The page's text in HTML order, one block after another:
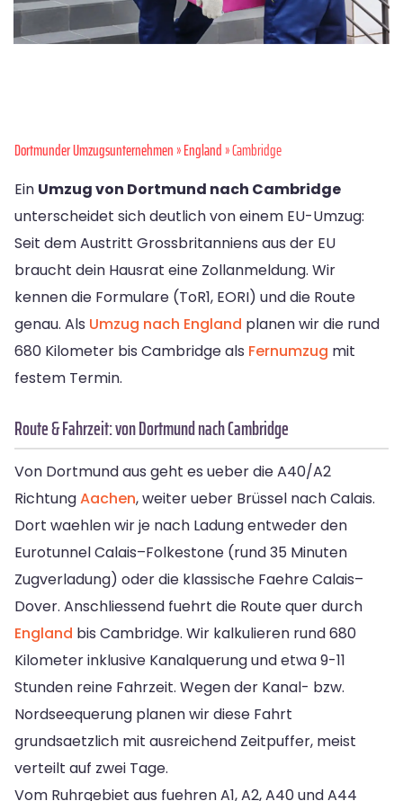
Dortmunder Umzugsunternehmen»England» Cambridge
Ein Umzug von Dortmund nach Cambridge
unterscheidet sich deutlich von einem EU-Umzug:
Seit dem Austritt Grossbritanniens aus der EU
braucht dein Hausrat eine Zollanmeldung. Wir
kennen die Formulare (ToR1, EORI) und die Route
genau. Als Umzug nach England planen wir die rund
680 Kilometer bis Cambridge als Fernumzug mit
festem Termin.
Route & Fahrzeit: von Dortmund nach Cambridge
Von Dortmund aus geht es ueber die A40/A2
RichtungAachen, weiter ueber Brüssel nach Calais.
Dort waehlen wir je nach Ladung entweder den
Eurotunnel Calais–Folkestone (rund 35 Minuten
Zugverladung) oder die klassische Faehre Calais–
Dover. Anschliessend fuehrt die Route quer durch
England bis Cambridge. Wir kalkulieren rund 680
Kilometer inklusive Kanalquerung und etwa 9-11
Stunden reine Fahrzeit. Wegen der Kanal- bzw.
Nordseequerung planen wir diese Fahrt
grundsaetzlich mit ausreichend Zeitpuffer, meist
verteilt auf zwei Tage.
Vom Ruhrgebiet aus fuehren A1, A2, A40 und A44